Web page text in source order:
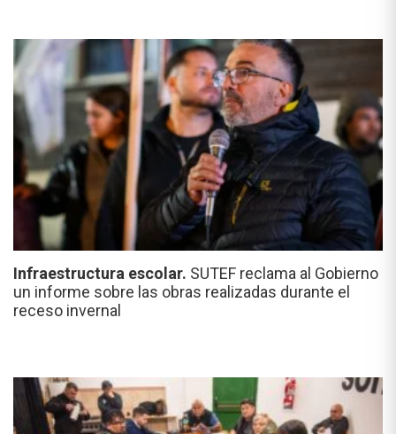
Infraestructura escolar. SUTEF reclama al Gobierno
un informe sobre las obras realizadas durante el
receso invernal